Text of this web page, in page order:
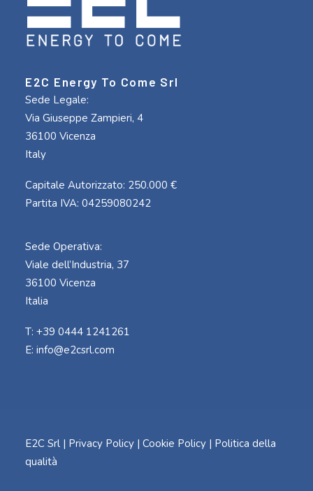
E2C Energy To Come Srl
Sede Legale:
Via Giuseppe Zampieri, 4
36100 Vicenza
Italy
Capitale Autorizzato: 250.000 €
Partita IVA: 04259080242
Sede Operativa:
Viale dell’Industria, 37
36100 Vicenza
Italia
T: +39 0444 1241261
E: info@e2csrl.com
E2C Srl | Privacy Policy | Cookie Policy | Politica della
qualità